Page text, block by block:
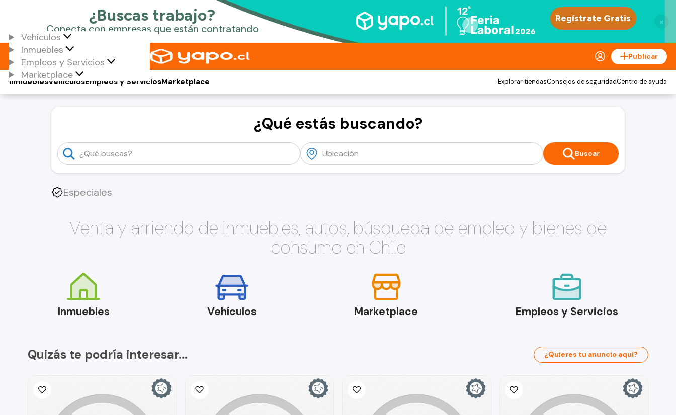
×
Vehículos
Inmuebles
Empleos y Servicios
Marketplace
Publicar
Vehículos
Inmuebles Empleos y ServiciosMarketplace Explorar tiendasConsejos de seguridadCentro de ayuda
¿Qué estás buscando?
Buscar
Especiales
Venta y arriendo de inmuebles, autos, búsqueda de empleo y bienes de
consumo en Chile
Inmuebles Vehículos Marketplace Empleos y Servicios
Quizás te podría interesar... ¿Quieres tu anuncio aquí?